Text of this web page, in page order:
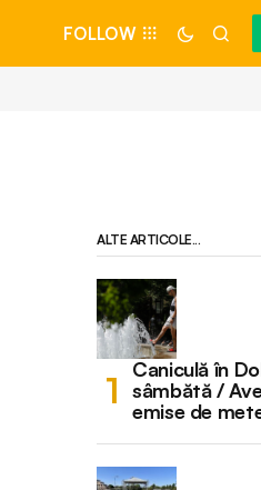
FOLLOW
ALTE ARTICOLE...
Caniculă în
sâmbătă /
emise de